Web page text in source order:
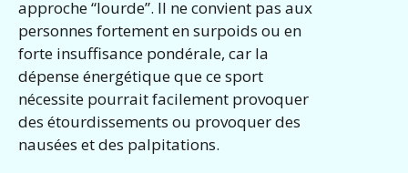
approche “lourde”. Il ne convient pas aux
personnes fortement en surpoids ou en
forte insuffisance pondérale, car la
dépense énergétique que ce sport
nécessite pourrait facilement provoquer
des étourdissements ou provoquer des
nausées et des palpitations.